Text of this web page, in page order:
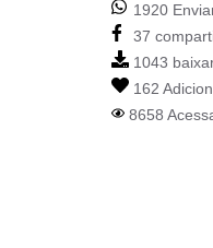
1920
37
1043
162
8658